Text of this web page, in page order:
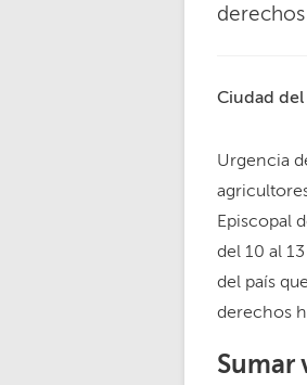
Ciudad
Urgencia
Episcopal
del 10 al
del país
derechos
Sumar